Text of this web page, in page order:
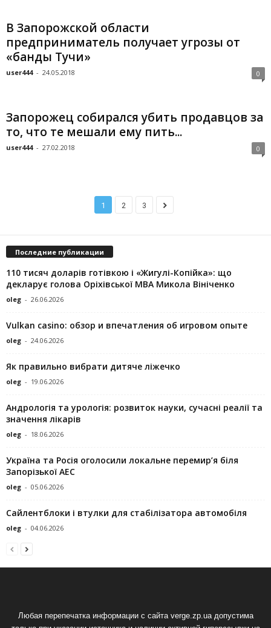
В Запорожской области
предприниматель получает угрозы от
«банды Тучи»
user444 - 24.05.2018 0
Запорожец собирался убить продавцов за
то, что те мешали ему пить...
user444 - 27.02.2018 0
1 2 3
Последние публикации
110 тисяч доларів готівкою і «Жигулі-Копійка»: що
декларує голова Оріхівської МВА Микола Вініченко
oleg - 26.06.2026
Vulkan casino: обзор и впечатления об игровом опыте
oleg - 24.06.2026
Як правильно вибрати дитяче ліжечко
oleg - 19.06.2026
Андрологія та урологія: розвиток науки, сучасні реалії та
значення лікарів
oleg - 18.06.2026
Україна та Росія оголосили локальне перемир’я біля
Запорізької АЕС
oleg - 05.06.2026
Сайлентблоки і втулки для стабілізатора автомобіля
oleg - 04.06.2026
Любая перепечатка информации с сайта verge.zp.ua допустима